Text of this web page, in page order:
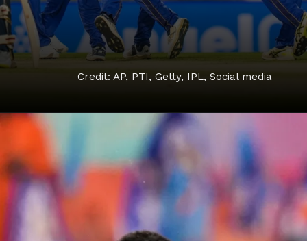
Credit: AP, PTI, Getty, IPL, Social media